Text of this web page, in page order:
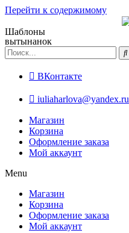
Перейти к содержимому
Шаблоны
вытынанок
ВКонтакте
iuliaharlova@yandex.ru
Магазин
Корзина
Оформление заказа
Мой аккаунт
Menu
Магазин
Корзина
Оформление заказа
Мой аккаунт